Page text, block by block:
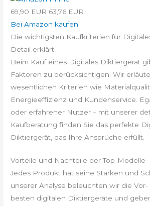
69,90 EUR 63,76 EUR
Bei Amazon kaufen
Die wichtigsten Kaufkriterien für
Detail erklärt
Beim Kauf eines Digitales Diktiergerät
Faktoren zu berücksichtigen. Wir
wesentlichen Kriterien wie
Energieeffizienz und Kundenservice.
oder erfahrener Nutzer – mit unserer
Kaufberatung finden Sie das perfekte
Diktiergerät, das Ihre Ansprüche erfüllt.
Vorteile und Nachteile der Top-Modelle
Jedes Produkt hat seine Stärken und
unserer Analyse beleuchten wir die
besten digitalen Diktiergeräte und